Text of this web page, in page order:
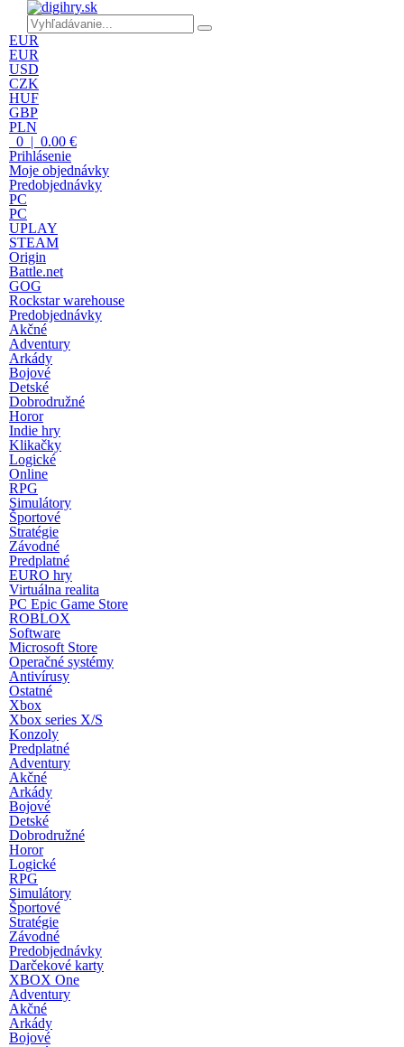
EUR
EUR
USD
CZK
HUF
GBP
PLN
0 | 0.00 €
Prihlásenie
Moje objednávky
Predobjednávky
PC
PC
UPLAY
STEAM
Origin
Battle.net
GOG
Rockstar warehouse
Predobjednávky
Akčné
Adventury
Arkády
Bojové
Detské
Dobrodružné
Horor
Indie hry
Klikačky
Logické
Online
RPG
Simulátory
Športové
Stratégie
Závodné
Predplatné
EURO hry
Virtuálna realita
PC Epic Game Store
ROBLOX
Software
Microsoft Store
Operačné systémy
Antivírusy
Ostatné
Xbox
Xbox series X/S
Konzoly
Predplatné
Adventury
Akčné
Arkády
Bojové
Detské
Dobrodružné
Horor
Logické
RPG
Simulátory
Športové
Stratégie
Závodné
Predobjednávky
Darčekové karty
XBOX One
Adventury
Akčné
Arkády
Bojové